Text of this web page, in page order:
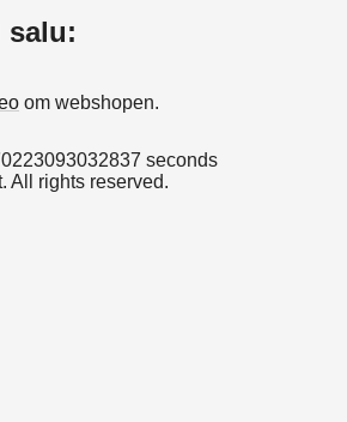
salu:
om webshopen.
seconds
All rights reserved.